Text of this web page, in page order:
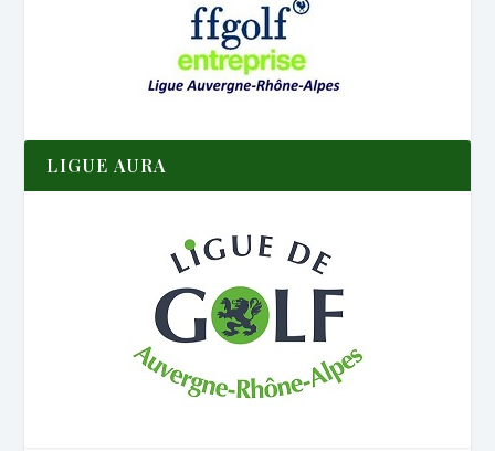
LIGUE AURA